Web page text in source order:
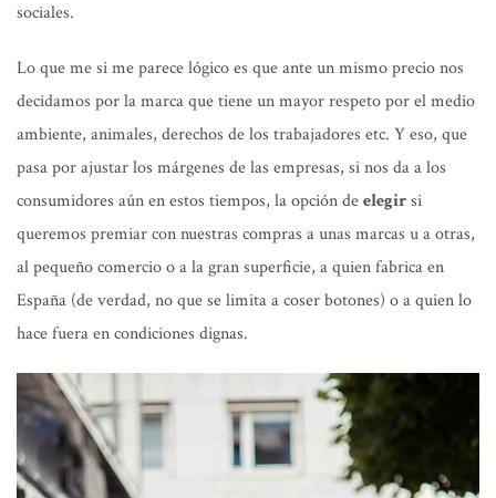
sociales.
Lo que me si me parece lógico es que ante un mismo precio nos
decidamos por la marca que tiene un mayor respeto por el medio
ambiente, animales, derechos de los trabajadores etc. Y eso, que
pasa por ajustar los márgenes de las empresas, si nos da a los
consumidores aún en estos tiempos, la opción deelegirsi
queremos premiar con nuestras compras a unas marcas u a otras,
al pequeño comercio o a la gran superficie, a quien fabrica en
España (de verdad, no que se limita a coser botones) o a quien lo
hace fuera en condiciones dignas.